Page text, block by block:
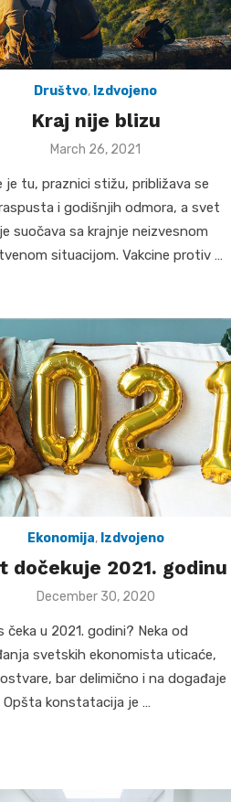
Društvo, Izdvojeno
Kraj nije blizu
Posted
March 26, 2021
je tu, praznici stižu, približava se
i godišnjih odmora, a svet
suočava sa krajnje neizvesnom
situacijom. Vakcine protiv …
Ekonomija, Izdvojeno
dočekuje 2021. godinu
Posted
December 30, 2020
čeka u 2021. godini? Neka od
svetskih ekonomista uticaće,
bar delimično i na događaje
Opšta konstatacija je …